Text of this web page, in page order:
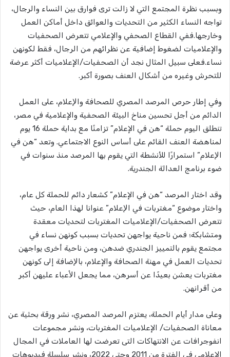
وبسبب نظرة المجتمع التي لا زالت ترى فوارق بين النساء والرجال،
تواجه النساء الكثير من التحديات والعوائق داخل أماكن العمل
وخارجها.ففي القطاع الصحفي والإعلامي تتعرض الصحفيات
والإعلاميات لضغوط إضافية عن نظرائهم من الرجال، فقط لكونهن
نساء.فعلى سبيل المثال نجد أن الصحفيات/الإعلاميات أكثر عرضة
للتحرش وغيره من أشكال العنف بصورة أكبر.
وفي إطار حرص المرصد المصري للصحافة واﻹعلام، على العمل
الدائم من أجل تحسين مناخ البيئة الصحفية والإعلامية في مصر،
تنطلق اليوم حملة “هن في الإعلام” تزامنًا مع بداية حملة 16 يوم
لمناهضة العنف القائم على أساس النوع الاجتماعي. وتعد “هن في
اﻹعلام” استمرارًا للأنشطة التي يقوم بها المرصد منذ سنوات في
ضوء برنامج العدالة الجندرية.
وقد اختار المرصد “هن في الإعلام” كشعار دائم للحملة كل عام،
واختار موضوع “مغتربات في اﻹعلام” عنوانا لهذا العام، حيث
تتعرض الصحفيات/الإعلاميات المغتربات لتحديات معقدة
ومتشابكة؛ فمن ناحية يواجهن تحديات بسبب كونهن نساء في
مجتمع يقوم بالتمييز الجندري ضدهن، ومن ناحية أخرى يواجهن
تحديات العمل في مهنة الصحافة والإعلام، باﻹضافة إلى كونهن
مغتربات يعشن بعيدًا عن أسرهن، مما يجعل اﻷعباء عليهن أكبر
من أقرانهن.
وعلى مدار أيام الحملة، يعتزم المرصد المصري، نشر ورقة بحثية عن
معاناة الصحفيات/ الإعلاميات المغتربات، ونشر مجموعات
انفوجرافات عن الانتهاكات التى تعرضت لها العاملات في المجال
الإعلامي فى الفترة من 2011 وحتى 2022، ونشر سلسلة فيديوهات